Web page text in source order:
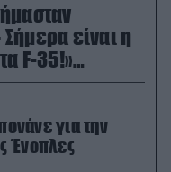
είναι η
F-35!»
για την
Ένοπλες